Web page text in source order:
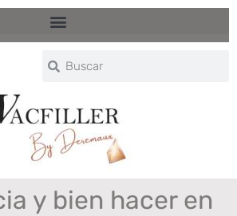
y bien hacer en